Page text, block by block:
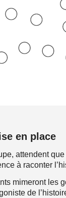
en place
attendent
à raconter
mimeront les
de